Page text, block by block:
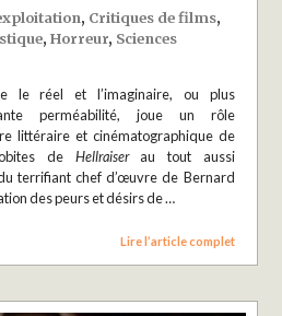
, Critiques de films,
,Horreur, Sciences
le réel et l’imaginaire, ou plus
perméabilité, joue un rôle
littéraire et cinématographique de
de Hellraiserau tout aussi
terrifiant chef d’œuvre de Bernard
des peurs et désirs de …
Lire l’article complet